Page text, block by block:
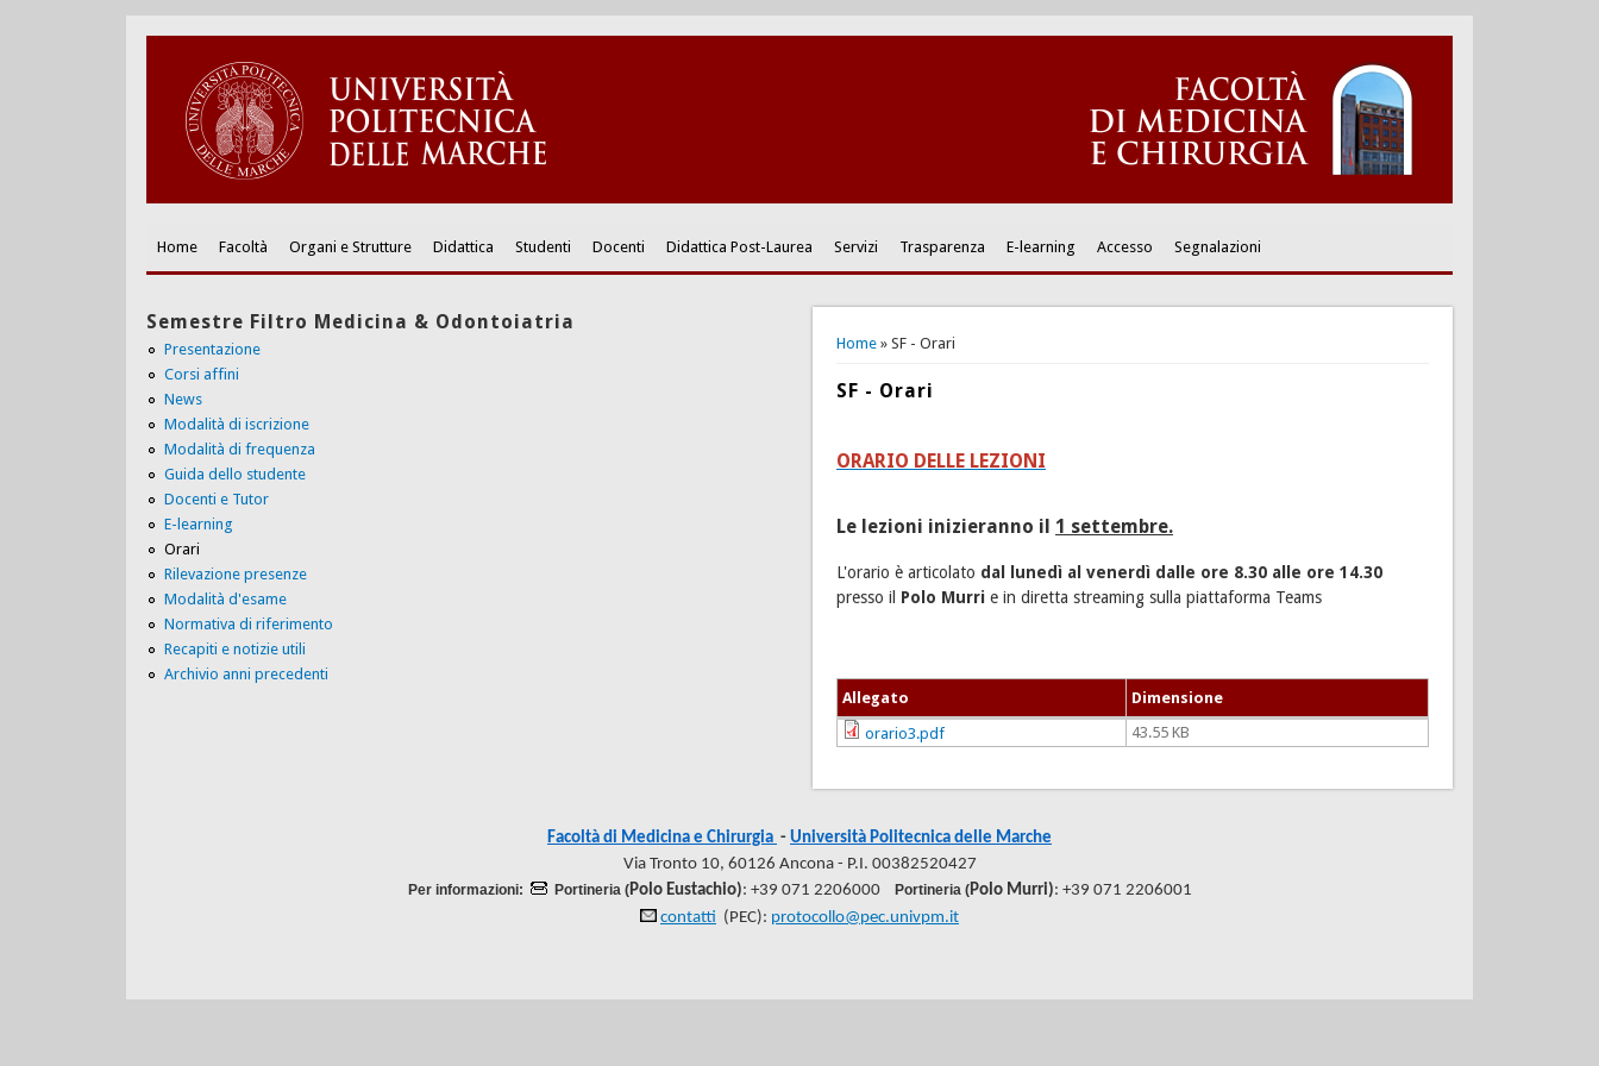
Home Facoltà Organi e Strutture Didattica Studenti Docenti Didattica Post-Laurea Servizi Trasparenza E-learning Accesso Segnalazioni
Home» SF - Orari
SF - Orari
ORARIO DELLE LEZIONI
Le lezioni inizieranno il 1 settembre.
L'orario è articolato dal lunedì al venerdì dalle ore 8.30 alle ore 14.30
presso il Polo Murrie in diretta streaming sulla piattaforma Teams
Allegato
Dimensione
orario3.pdf
43.55 KB
Semestre Filtro Medicina & Odontoiatria
Presentazione
Corsi affini
News
Modalità di iscrizione
Modalità di frequenza
Guida dello studente
Docenti e Tutor
E-learning
Orari
Rilevazione presenze
Modalità d'esame
Normativa di riferimento
Recapiti e notizie utili
Archivio anni precedenti
Facoltà di Medicina e Chirurgia - Università Politecnica delle Marche
Via Tronto 10, 60126 Ancona - P.I. 00382520427
Per informazioni: Portineria (Polo Eustachio): +39 071 2206000 Portineria (Polo Murri): +39 071 2206001
contatti (PEC): protocollo@pec.univpm.it